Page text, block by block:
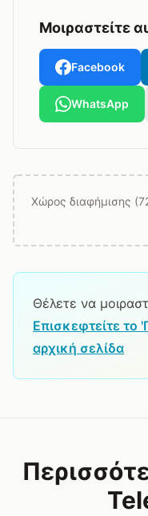
Μοιραστείτε
Facebook
WhatsApp
Χώρος διαφήμισης
Θέλετε να
Επισκεφτείτε το
αρχική σελίδα